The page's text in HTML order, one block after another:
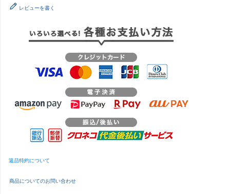
レビューを書く
返品特約について
商品についてのお問い合わせ